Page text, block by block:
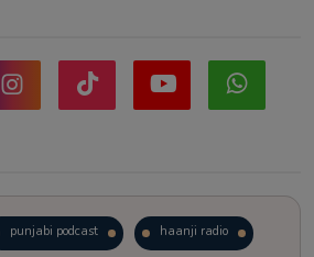
punjabi podcast haanji radio